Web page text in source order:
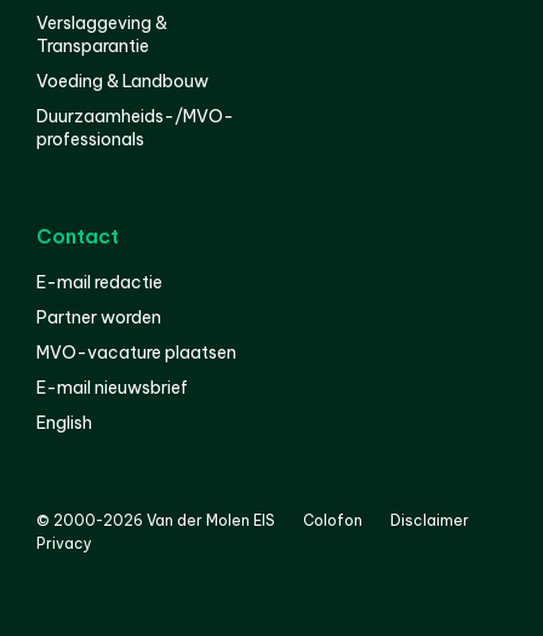
Verslaggeving &
Transparantie
Voeding & Landbouw
Duurzaamheids-/MVO-
professionals
Contact
E-mail redactie
Partner worden
MVO-vacature plaatsen
E-mail nieuwsbrief
English
© 2000-2026 Van der Molen EIS Colofon
Disclaimer
Privacy